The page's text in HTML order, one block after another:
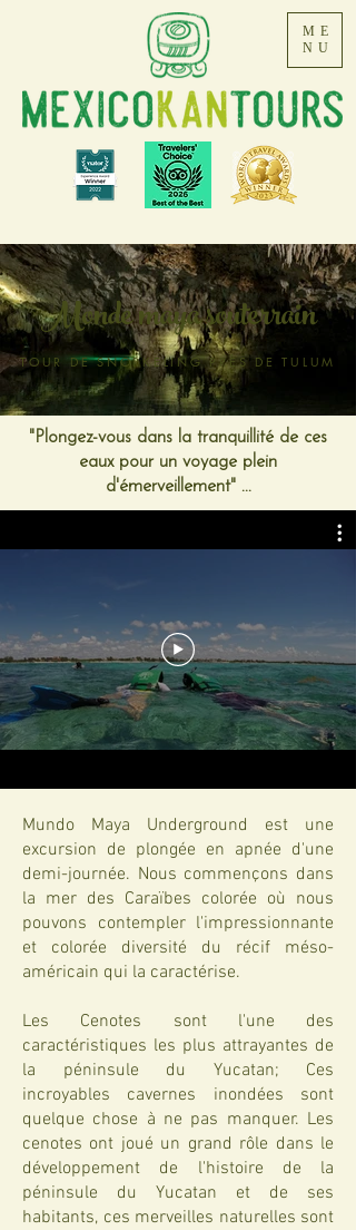
ME
NU
Monde maya souterrain
TOUR DE SNORKELING PRÈS DE TULUM
"Plongez-vous dans la tranquillité de ces
eaux pour un voyage plein
d'émerveillement" ...
Mundo Maya Underground est une
excursion de plongée en apnée d'une
demi-journée. Nous commençons dans
la mer des Caraïbes colorée où nous
pouvons contempler l'impressionnante
et colorée diversité du récif méso-
américain qui la caractérise.
Les Cenotes sont l'une des
caractéristiques les plus attrayantes de
la péninsule du Yucatan; Ces
incroyables cavernes inondées sont
quelque chose à ne pas manquer. Les
cenotes ont joué un grand rôle dans le
développement de l'histoire de la
péninsule du Yucatan et de ses
habitants, ces merveilles naturelles sont